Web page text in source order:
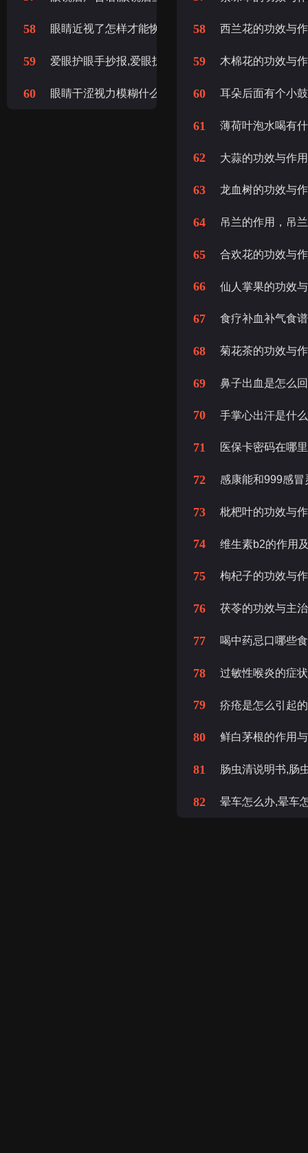
58 眼睛近视了怎样才能恢复,眼睛近视了要怎样恢复
59 爱眼护眼手抄报,爱眼护眼手抄报内容
60 眼睛干涩视力模糊什么原因,眼睛干涩是什么原因引起
58 西兰花的功效与
59 木棉花的功效与
60 耳朵后面有个小
61 薄荷叶泡水喝有
62 大蒜的功效与作
63 龙血树的功效与
64 吊兰的作用，吊
65 合欢花的功效与
66 仙人掌果的功效
67 食疗补血补气食
68 菊花茶的功效与
69 鼻子出血是怎么
70 手掌心出汗是什
71 医保卡密码在哪
72 感康能和999感
73 枇杷叶的功效与
74 维生素b2的作用
75 枸杞子的功效与
76 茯苓的功效与主
77 喝中药忌口哪些
78 过敏性喉炎的症
79 疥疮是怎么引起
80 鲜白茅根的作用
81 肠虫清说明书,肠
82 晕车怎么办,晕车